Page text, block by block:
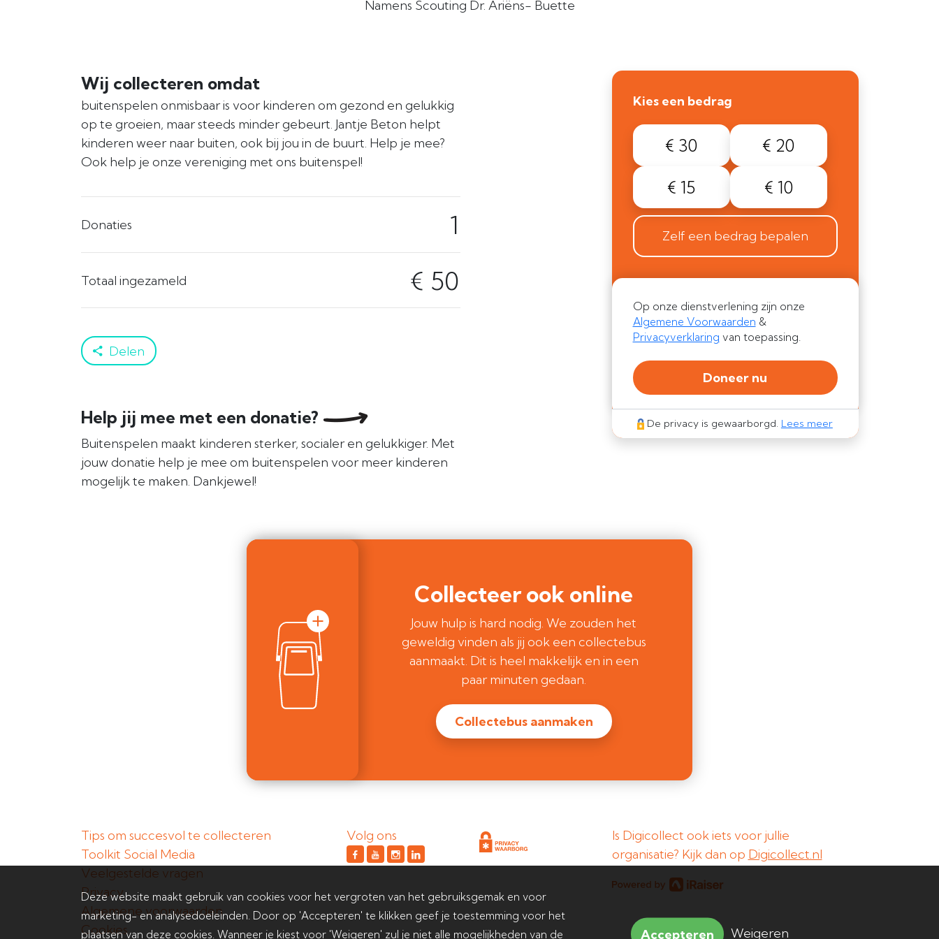
Namens Scouting Dr. Ariëns- Buette
Wij collecteren omdat
buitenspelen onmisbaar is voor kinderen om gezond en gelukkig
op te groeien, maar steeds minder gebeurt. Jantje Beton helpt
kinderen weer naar buiten, ook bij jou in de buurt. Help je mee?
Ook help je onze vereniging met ons buitenspel!
Donaties 1
Totaal ingezameld € 50
Delen
Help jij mee met een donatie?
Buitenspelen maakt kinderen sterker, socialer en gelukkiger. Met
jouw donatie help je mee om buitenspelen voor meer kinderen
mogelijk te maken. Dankjewel!
Kies een bedrag
€ 30
€ 20
€ 15
€ 10
Zelf een bedrag bepalen
Op onze dienstverlening zijn onze
Algemene Voorwaarden &
Privacyverklaring van toepassing.
Doneer nu
De privacy is gewaarborgd. Lees meer
Collecteer ook online
Jouw hulp is hard nodig. We zouden het
geweldig vinden als jij ook een collectebus
aanmaakt. Dit is heel makkelijk en in een
paar minuten gedaan.
Collectebus aanmaken
Tips om succesvol te collecteren
Toolkit Social Media
Veelgestelde vragen
Privacy
Algemene voorwaarden
Cookies
Volg ons
Is Digicollect ook iets voor jullie
organisatie? Kijk dan op Digicollect.nl
Deze website maakt gebruik van cookies voor het vergroten van het gebruiksgemak en voor
marketing- en analysedoeleinden. Door op 'Accepteren' te klikken geef je toestemming voor het
plaatsen van deze cookies. Wanneer je kiest voor 'Weigeren' zul je niet alle mogelijkheden van de
Accepteren Weigeren